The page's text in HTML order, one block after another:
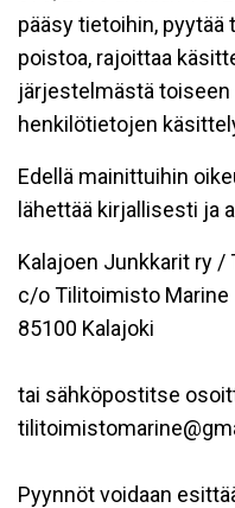
pääsy tietoihin,
poistoa, rajoittaa
järjestelmästä toiseen
henkilötietojen
Edellä mainittuihin
lähettää kirjallisesti ja
Kalajoen Junkkarit ry /
c/o Tilitoimisto Marine
85100 Kalajoki
tai sähköpostitse
Pyynnöt voidaan